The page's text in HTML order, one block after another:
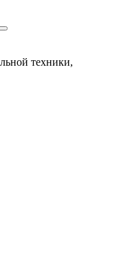
техники,